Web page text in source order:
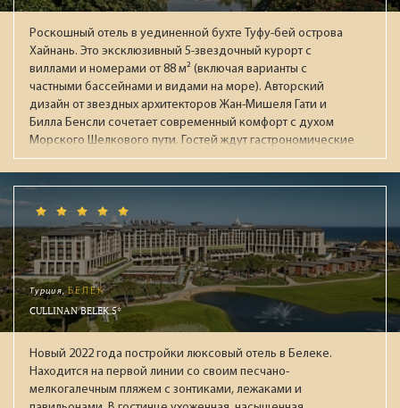
Роскошный отель в уединенной бухте Туфу-бей острова
Хайнань. Это эксклюзивный 5-звездочный курорт с
виллами и номерами от 88 м² (включая варианты с
частными бассейнами и видами на море). Авторский
дизайн от звездных архитекторов Жан-Мишеля Гати и
Билла Бенсли сочетает современный комфорт с духом
Морского Шелкового пути. Гостей ждут гастрономические
рестораны, огромный бассейн, премиальный спа-центр
Auriga и приватный пляж. Лауреат престижных наград
взыскательных путешественников, ищущих уединение и
высочайший уровень сервиса.
Турция,БЕЛЕК
CULLINAN BELEK 5*
Новый 2022 года постройки люксовый отель в Белеке.
Находится на первой линии со своим песчано-
мелкогалечным пляжем с зонтиками, лежаками и